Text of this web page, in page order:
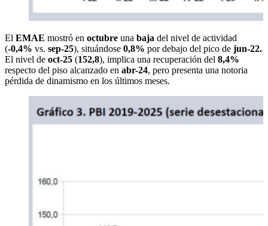
El EMAE mostró en octubre una baja del nivel de actividad
(-0,4% vs. sep-25), situándose 0,8% por debajo del pico de jun-22.
El nivel de oct-25 (152,8), implica una recuperación del 8,4%
respecto del piso alcanzado en abr-24, pero presenta una notoria
pérdida de dinamismo en los últimos meses.